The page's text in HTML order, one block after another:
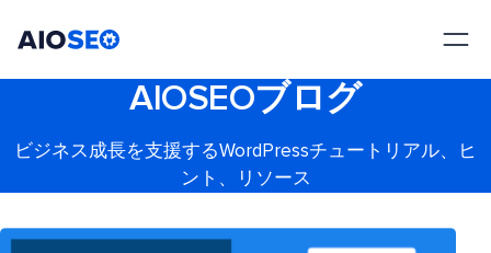
AIOSEOブログ
ビジネス成長を支援するWordPressチュートリアル、ヒ
ント、リソース